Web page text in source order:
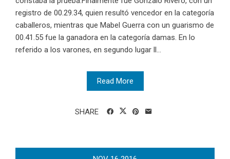
registro de 00.29.34, quien resultó vencedor en la categoría
caballeros, mientras que Mabel Guerra con un guarismo de
00.41.55 fue la ganadora en la categoría damas. En lo
referido a los varones, en segundo lugar ll...
Read More
SHARE